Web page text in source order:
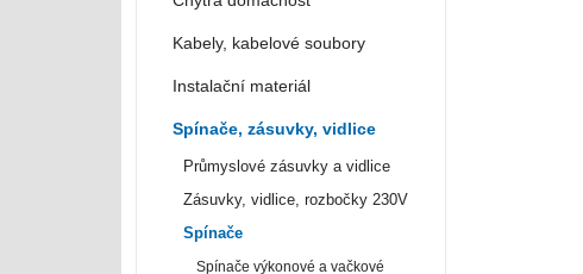
Kabely, kabelové soubory
Instalační materiál
Spínače, zásuvky, vidlice
Průmyslové zásuvky a vidlice
Zásuvky, vidlice, rozbočky 230V
Spínače
Spínače výkonové a vačkové